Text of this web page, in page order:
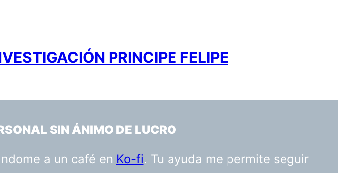
PRINCIPE FELIPE
SIN ÁNIMO DE LUCRO
a un café en Ko-fi. Tu ayuda me permite seguir